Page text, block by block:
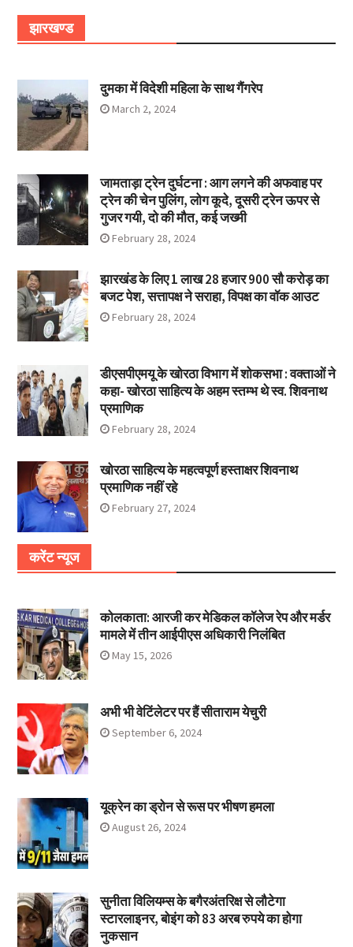
झारखण्ड
दुमका में विदेशी महिला के साथ गैंगरेप
March 2, 2024
जामताड़ा ट्रेन दुर्घटना : आग लगने की अफवाह पर
ट्रेन की चेन पुलिंग, लोग कूदे, दूसरी ट्रेन ऊपर से
गुजर गयी, दो की मौत, कई जख्मी
February 28, 2024
झारखंड के लिए 1 लाख 28 हजार 900 सौ करोड़ का
बजट पेश, सत्तापक्ष ने सराहा, विपक्ष का वॉक आउट
February 28, 2024
डीएसपीएमयू के खोरठा विभाग में शोकसभा : वक्ताओं ने
कहा- खोरठा साहित्य के अहम स्तम्भ थे स्व. शिवनाथ
प्रमाणिक
February 28, 2024
खोरठा साहित्य के महत्वपूर्ण हस्ताक्षर शिवनाथ
प्रमाणिक नहीं रहे
February 27, 2024
करेंट न्यूज
कोलकाता: आरजी कर मेडिकल कॉलेज रेप और मर्डर
मामले में तीन आईपीएस अधिकारी निलंबित
May 15, 2026
अभी भी वेटिंलेटर पर हैं सीताराम येचुरी
September 6, 2024
यूक्रेन का ड्रोन से रूस पर भीषण हमला
August 26, 2024
सुनीता विलियम्स के बगैरअंतरिक्ष से लौटेगा
स्टारलाइनर, बोइंग को 83 अरब रुपये का होगा
नुकसान